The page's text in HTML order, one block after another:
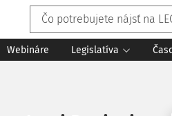
Webináre Legislatíva